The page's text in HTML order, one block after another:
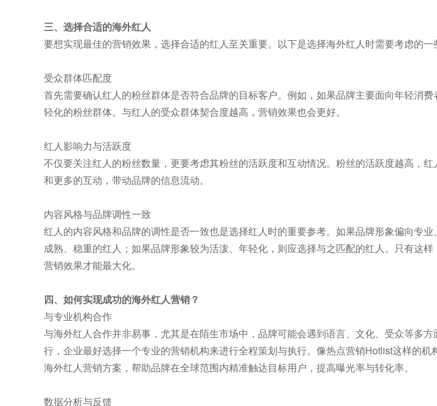
三、选择合适的海外红人
要想实现最佳的营销效果，选择合适的红人至关重要。以下是选择海外红人时需要考虑的一
受众群体匹配度
首先需要确认红人的粉丝群体是否符合品牌的目标客户。例如，如果品牌主要面向年轻消
轻化的粉丝群体。与红人的受众群体契合度越高，营销效果也会更好。
红人影响力与活跃度
不仅要关注红人的粉丝数量，更要考虑其粉丝的活跃度和互动情况。粉丝的活跃度越高，
和更多的互动，带动品牌的信息流动。
内容风格与品牌调性一致
红人的内容风格和品牌的调性是否一致也是选择红人时的重要参考。如果品牌形象偏向专
成熟、稳重的红人；如果品牌形象较为活泼、年轻化，则应选择与之匹配的红人。只有这
营销效果才能最大化。
四、如何实现成功的海外红人营销？
与专业机构合作
与海外红人合作并非易事，尤其是在陌生市场中，品牌可能会遇到语言、文化、受众等多
行，企业最好选择一个专业的营销机构来进行全程策划与执行。像热点营销Hotlist这样的
海外红人营销方案，帮助品牌在全球范围内精准触达目标用户，提高曝光率与转化率。
数据分析与反馈